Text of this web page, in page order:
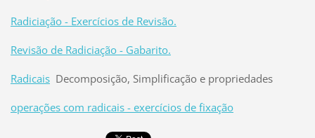
Radiciação - Exercícios de Revisão.
Revisão de Radiciação - Gabarito.
RadicaisDecomposição, Simplificação e propriedades
operações com radicais - exercícios de fixação